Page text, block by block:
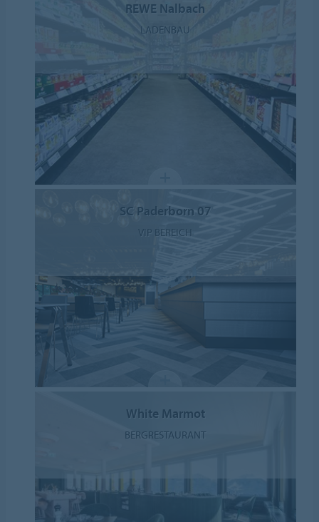
REWE Nalbach
LADENBAU
SC Paderborn 07
VIP BEREICH
White Marmot
BERGRESTAURANT